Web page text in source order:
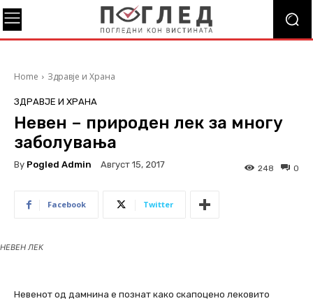
Home Здравје и Храна
ЗДРАВЈЕ И ХРАНА
Невен – природен лек за многу
заболувања
By Pogled Admin Август 15, 2017 0
248
Facebook Twitter
НЕВЕН ЛЕК
Невенот од дамнина е познат како скапоцено лековито